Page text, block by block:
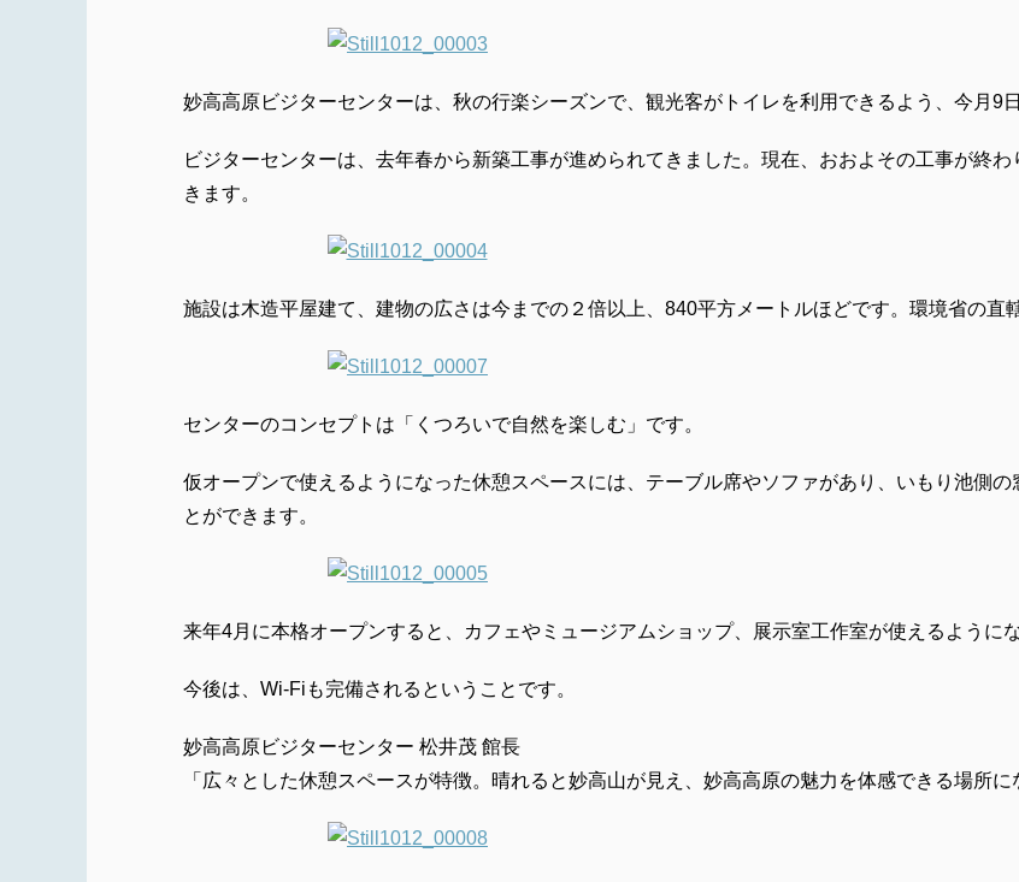
妙高高原ビジターセンターは、秋の行楽シーズンで、観光客がトイレを利用できるよう、今月9
ビジターセンターは、去年春から新築工事が進められてきました。現在、おおよその工事が終
きます。
施設は木造平屋建て、建物の広さは今までの２倍以上、840平方メートルほどです。環境省の直
センターのコンセプトは「くつろいで自然を楽しむ」です。
仮オープンで使えるようになった休憩スペースには、テーブル席やソファがあり、いもり池側
とができます。
来年4月に本格オープンすると、カフェやミュージアムショップ、展示室工作室が使えるようにな
今後は、Wi-Fiも完備されるということです。
妙高高原ビジターセンター 松井茂 館長
「広々とした休憩スペースが特徴。晴れると妙高山が見え、妙高高原の魅力を体感できる場所に